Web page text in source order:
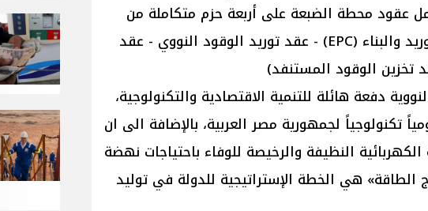
2017؛ وتشمل عقود محطة الضبعة على أربعة حزم متكاملة من
العقود (عقد الهندسة والتوريد والبناء (EPC) - عقد توريد الوقود النووي - عقد
تخزين الوقود المستنفد)
دفعة هائلة للتنمية الاقتصادية والتكنولوجية،
تكنولوجياً لجمهورية مصر العربية، بالإضافة الى ان
النظيفة والرخيصة للوفاء باحتياجات نهضة
الطاقة» هي الخطة الإستراتيجية للدولة في توليد